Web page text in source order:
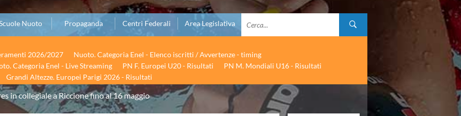
Nuoto Propaganda Centri Federali Area Legislativa
2026/2027
Nuoto. Categoria Enel - Elenco iscritti / Avvertenze - timing
Categoria Enel - Live Streaming PN F. Europei U20 - Risultati
PN M. Mondiali U16 - Risultati
Grandi Altezze. Europei Parigi 2026 - Risultati
in collegiale a Riccione fino al 16 maggio